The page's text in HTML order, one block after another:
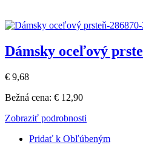
Dámsky oceľový
€ 9,68
Bežná cena: € 12,90
Zobraziť podrobnosti
Pridať k Obľúbeným